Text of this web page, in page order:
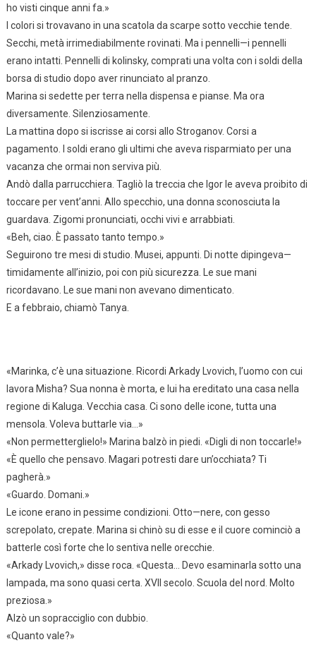
ho visti cinque anni fa.»
I colori si trovavano in una scatola da scarpe sotto vecchie tende.
Secchi, metà irrimediabilmente rovinati. Ma i pennelli—i pennelli
erano intatti. Pennelli di kolinsky, comprati una volta con i soldi della
borsa di studio dopo aver rinunciato al pranzo.
Marina si sedette per terra nella dispensa e pianse. Ma ora
diversamente. Silenziosamente.
La mattina dopo si iscrisse ai corsi allo Stroganov. Corsi a
pagamento. I soldi erano gli ultimi che aveva risparmiato per una
vacanza che ormai non serviva più.
Andò dalla parrucchiera. Tagliò la treccia che Igor le aveva proibito di
toccare per vent’anni. Allo specchio, una donna sconosciuta la
guardava. Zigomi pronunciati, occhi vivi e arrabbiati.
«Beh, ciao. È passato tanto tempo.»
Seguirono tre mesi di studio. Musei, appunti. Di notte dipingeva—
timidamente all’inizio, poi con più sicurezza. Le sue mani
ricordavano. Le sue mani non avevano dimenticato.
E a febbraio, chiamò Tanya.
«Marinka, c’è una situazione. Ricordi Arkady Lvovich, l’uomo con cui
lavora Misha? Sua nonna è morta, e lui ha ereditato una casa nella
regione di Kaluga. Vecchia casa. Ci sono delle icone, tutta una
mensola. Voleva buttarle via…»
«Non permetterglielo!» Marina balzò in piedi. «Digli di non toccarle!»
«È quello che pensavo. Magari potresti dare un’occhiata? Ti
pagherà.»
«Guardo. Domani.»
Le icone erano in pessime condizioni. Otto—nere, con gesso
screpolato, crepate. Marina si chinò su di esse e il cuore cominciò a
batterle così forte che lo sentiva nelle orecchie.
«Arkady Lvovich,» disse roca. «Questa… Devo esaminarla sotto una
lampada, ma sono quasi certa. XVII secolo. Scuola del nord. Molto
preziosa.»
Alzò un sopracciglio con dubbio.
«Quanto vale?»